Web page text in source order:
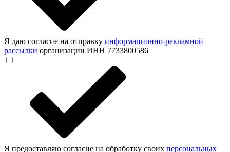
Я даю согласие на отправку информационно-рекламной
рассылки организации ИНН 7733800586
Я предоставляю согласие на обработку своих персональных